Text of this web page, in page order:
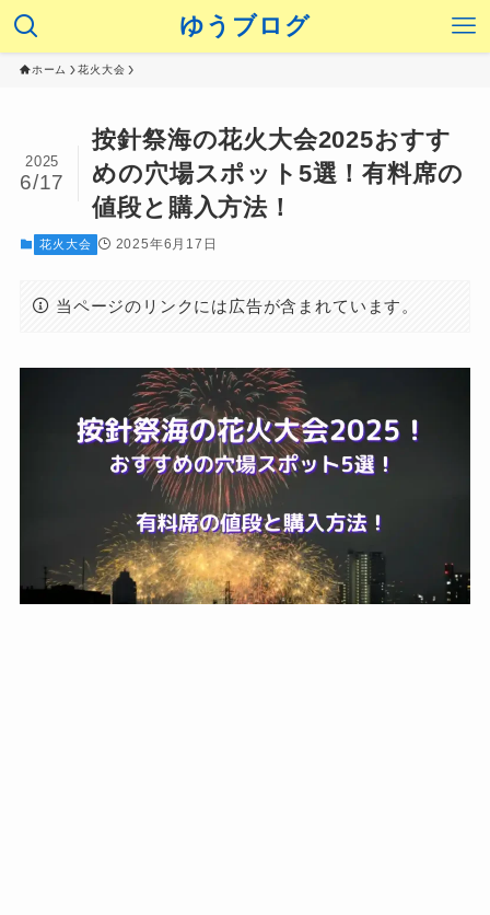
ゆうブログ
ホーム 花火大会
按針祭海の花火大会2025おすす
めの穴場スポット5選！有料席の
値段と購入方法！
2025
6/17
花火大会 2025年6月17日
当ページのリンクには広告が含まれています。